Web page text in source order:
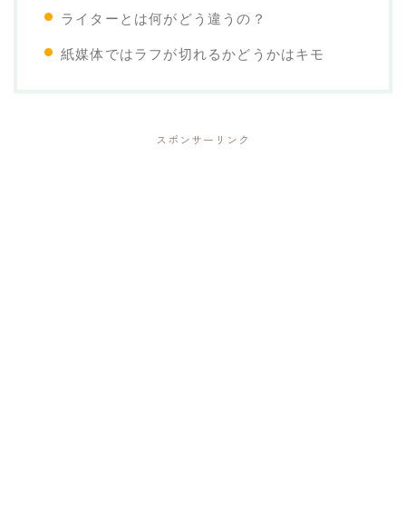
ライターとは何がどう違うの？
紙媒体ではラフが切れるかどうかはキモ
スポンサーリンク